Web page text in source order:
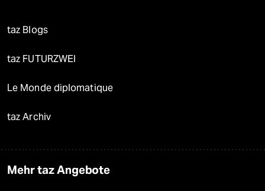
taz Blogs
taz FUTURZWEI
Le Monde diplomatique
taz Archiv
Mehr taz Angebote